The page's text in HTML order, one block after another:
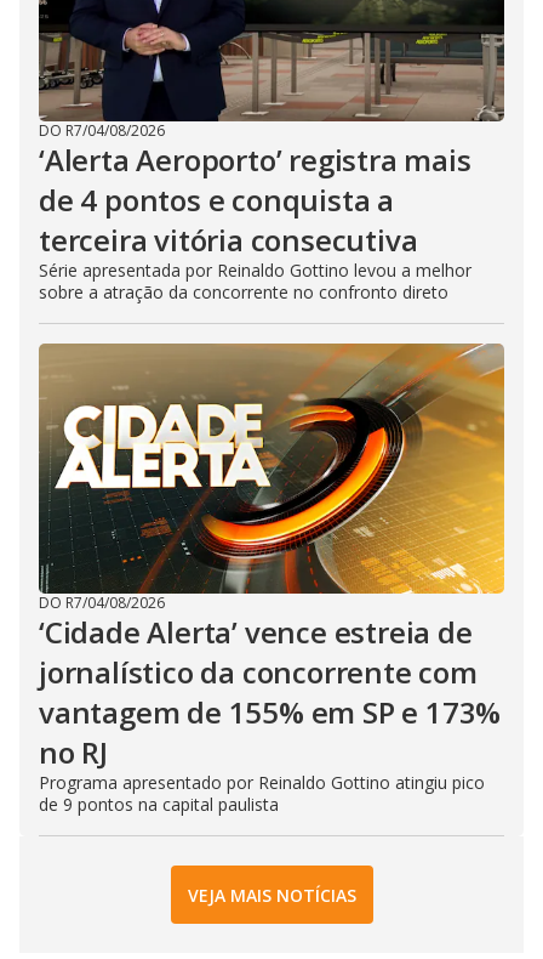
DO R7/04/08/2026
‘Alerta Aeroporto’ registra mais
de 4 pontos e conquista a
terceira vitória consecutiva
Série apresentada por Reinaldo Gottino levou a melhor
sobre a atração da concorrente no confronto direto
DO R7/04/08/2026
‘Cidade Alerta’ vence estreia de
jornalístico da concorrente com
vantagem de 155% em SP e 173%
no RJ
Programa apresentado por Reinaldo Gottino atingiu pico
de 9 pontos na capital paulista
VEJA MAIS NOTÍCIAS